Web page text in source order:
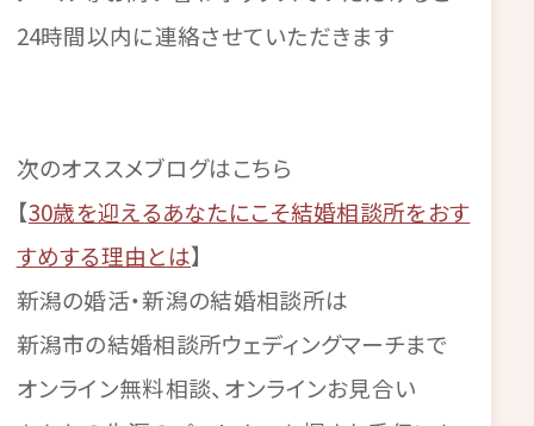
24時間以内に連絡させていただきます
次のオススメブログはこちら
【30歳を迎えるあなたにこそ結婚相談所をおす
すめする理由とは】
新潟の婚活・新潟の結婚相談所は
新潟市の結婚相談所ウェディングマーチまで
オンライン無料相談、オンラインお見合い